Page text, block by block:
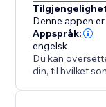
Denne appen
Appspråk:
engelsk
Du kan
din, til hvilket